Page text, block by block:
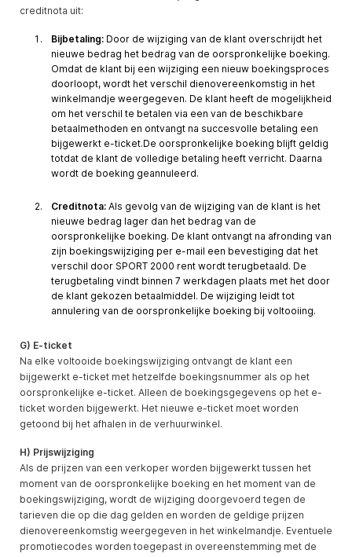
creditnota uit:
Bijbetaling: Door de wijziging van de klant overschrijdt het
nieuwe bedrag het bedrag van de oorspronkelijke boeking.
Omdat de klant bij een wijziging een nieuw boekingsproces
doorloopt, wordt het verschil dienovereenkomstig in het
winkelmandje weergegeven. De klant heeft de mogelijkheid
om het verschil te betalen via een van de beschikbare
betaalmethoden en ontvangt na succesvolle betaling een
bijgewerkt e-ticket.De oorspronkelijke boeking blijft geldig
totdat de klant de volledige betaling heeft verricht. Daarna
wordt de boeking geannuleerd.
Creditnota: Als gevolg van de wijziging van de klant is het
nieuwe bedrag lager dan het bedrag van de
oorspronkelijke boeking. De klant ontvangt na afronding van
zijn boekingswijziging per e-mail een bevestiging dat het
verschil door SPORT 2000 rent wordt terugbetaald. De
terugbetaling vindt binnen 7 werkdagen plaats met het door
de klant gekozen betaalmiddel. De wijziging leidt tot
annulering van de oorspronkelijke boeking bij voltooiing.
G) E-ticket
Na elke voltooide boekingswijziging ontvangt de klant een
bijgewerkt e-ticket met hetzelfde boekingsnummer als op het
oorspronkelijke e-ticket. Alleen de boekingsgegevens op het e-
ticket worden bijgewerkt. Het nieuwe e-ticket moet worden
getoond bij het afhalen in de verhuurwinkel.
H) Prijswijziging
Als de prijzen van een verkoper worden bijgewerkt tussen het
moment van de oorspronkelijke boeking en het moment van de
boekingswijziging, wordt de wijziging doorgevoerd tegen de
tarieven die op die dag gelden en worden de geldige prijzen
dienovereenkomstig weergegeven in het winkelmandje. Eventuele
promotiecodes worden toegepast in overeenstemming met de